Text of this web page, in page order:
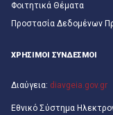
Φοιτητικά Θέματα
Προστασία Δεδομένων
ΧΡΗΣΙΜΟΙ ΣΥΝΔΕΣΜΟΙ
Διαύγεια: diavgeia.gov.gr
Εθνικό Σύστημα